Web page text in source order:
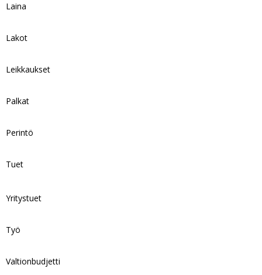
Laina
Lakot
Leikkaukset
Palkat
Perintö
Tuet
Yritystuet
Työ
Valtionbudjetti